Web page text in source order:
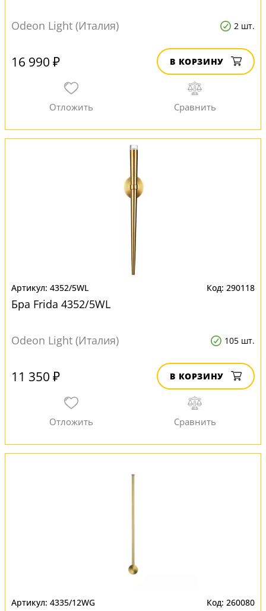
Odeon Light (Италия) 2 шт.
16 990 ₽ В КОРЗИНУ
4352/5WL 290118
Бра Frida 4352/5WL
Odeon Light (Италия) 105 шт.
11 350 ₽ В КОРЗИНУ
4335/12WG 260080